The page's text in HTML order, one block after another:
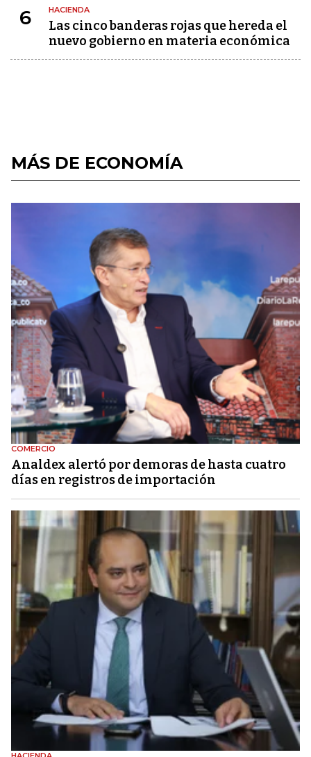
6 HACIENDA
Las cinco banderas rojas que hereda el
nuevo gobierno en materia económica
MÁS DE ECONOMÍA
COMERCIO
Analdex alertó por demoras de hasta cuatro
días en registros de importación